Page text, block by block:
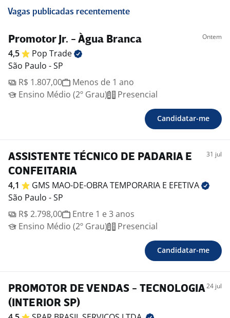
Vagas publicadas recentemente
Promotor Jr. - Àgua Branca Ontem
4,5 Pop Trade
São Paulo - SP
R$ 1.807,00
Menos de 1 ano
Ensino Médio (2º Grau)
Presencial
Candidatar-me
ASSISTENTE TÉCNICO DE PADARIA E
CONFEITARIA
31 jul
4,1 GMS MAO-DE-OBRA TEMPORARIA E EFETIVA
São Paulo - SP
R$ 2.798,00
Entre 1 e 3 anos
Ensino Médio (2º Grau)
Presencial
Candidatar-me
PROMOTOR DE VENDAS - TECNOLOGIA
(INTERIOR SP)
24 jul